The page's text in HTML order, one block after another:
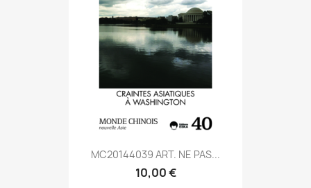
MC20144039 ART. NE PAS...
10,00 €